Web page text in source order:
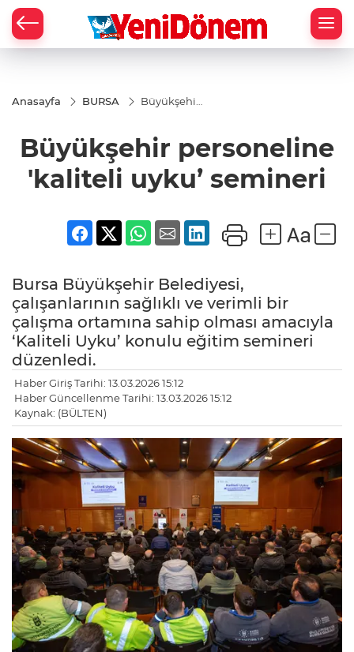
Anasayfa BURSA
Büyükşehir
uyku’
semineri
Büyükşehir personeline
'kaliteli uyku’ semineri
Bursa Büyükşehir Belediyesi,
çalışanlarının sağlıklı ve verimli bir
çalışma ortamına sahip olması amacıyla
‘Kaliteli Uyku’ konulu eğitim semineri
düzenledi.
Haber Giriş Tarihi: 13.03.2026 15:12
Haber Güncellenme Tarihi: 13.03.2026 15:12
Kaynak: (BÜLTEN)